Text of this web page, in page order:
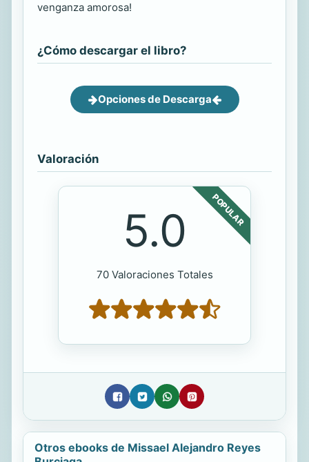
venganza amorosa!
¿Cómo descargar el libro?
Opciones de Descarga
Valoración
POPULAR
5.0
70 Valoraciones Totales
Otros ebooks de Missael Alejandro Reyes